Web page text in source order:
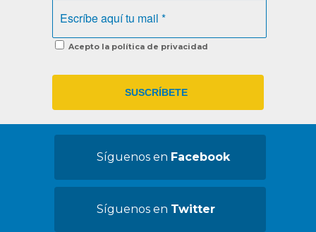
Acepto la política de privacidad
Síguenos en Facebook
Síguenos en Twitter